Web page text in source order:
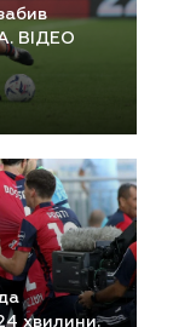
ВІДЕО
хвилини.